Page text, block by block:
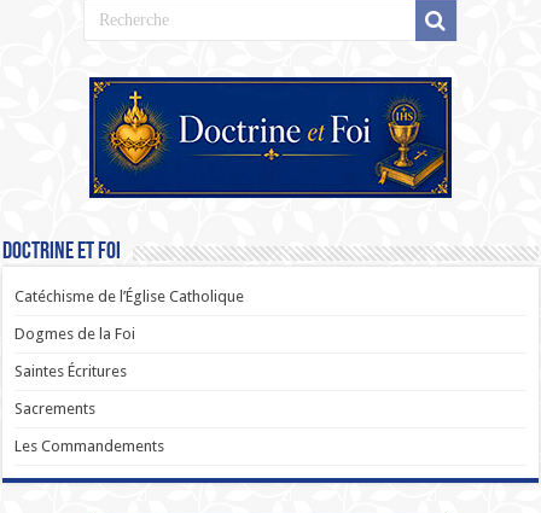
Doctrine et Foi
Catéchisme de l’Église Catholique
Dogmes de la Foi
Saintes Écritures
Sacrements
Les Commandements